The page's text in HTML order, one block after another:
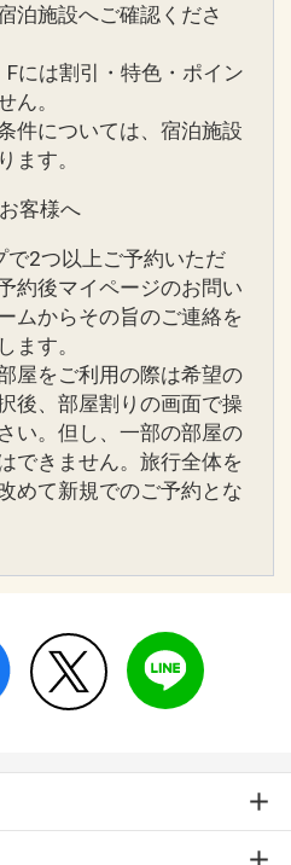
泊施設へご確認くださ
Fには割引・特色・ポイン
ん。
件については、宿泊施設
ます。
客様へ
で2つ以上ご予約いただ
約後マイページのお問い
ムからその旨のご連絡を
ます。
屋をご利用の際は希望の
後、部屋割りの画面で操
い。但し、一部の部屋の
できません。旅行全体を
めて新規でのご予約とな